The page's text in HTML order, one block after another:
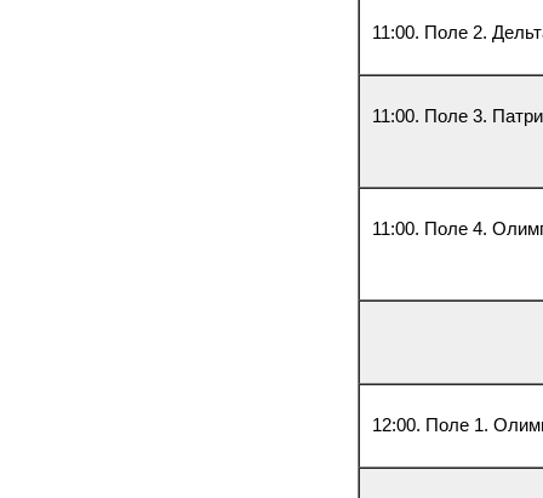
11:00. Поле 2.
11:00. Поле 3.
11:00. Поле 4.
12:00. Поле 1.